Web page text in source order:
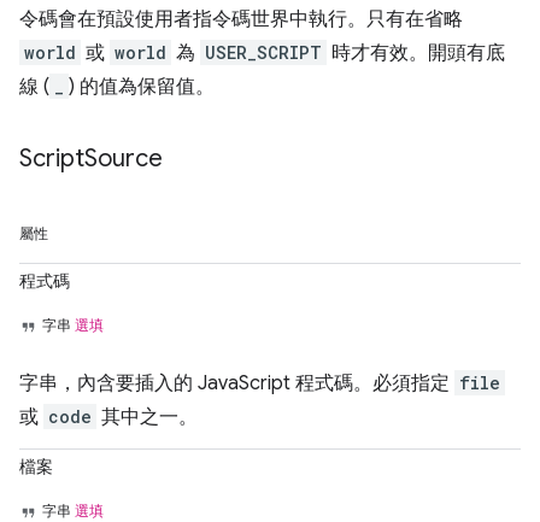
令碼會在預設使用者指令碼世界中執行。只有在省略
world 或 world 為 USER_SCRIPT 時才有效。開頭有底
線 (
) 的值為保留值。
ScriptSource
屬性
程式碼
字串 選填
字串，內含要插入的 JavaScript 程式碼。必須指定 file
或 code 其中之一。
檔案
字串 選填